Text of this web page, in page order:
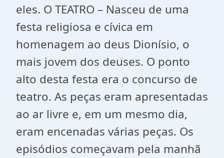
eles. O TEATRO – Nasceu de uma
festa religiosa e cívica em
homenagem ao deus Dionísio, o
mais jovem dos deuses. O ponto
alto desta festa era o concurso de
teatro. As peças eram apresentadas
ao ar livre e, em um mesmo dia,
eram encenadas várias peças. Os
episódios começavam pela manhã